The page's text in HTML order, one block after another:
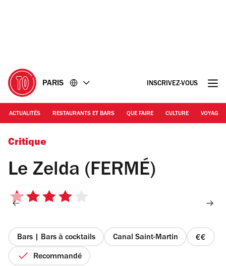
PARIS INSCRIVEZ-VOUS
ACTUALITÉS RESTAURANTS ET BARS QUE FAIRE CULTURE VOYAGE
Le Zelda / © C. Griffoulières - Time Out Paris
Critique
Le Zelda (FERMÉ)
4
étoiles
Bars | Bars à cocktails Canal Saint-Martin
prix
Recommandé